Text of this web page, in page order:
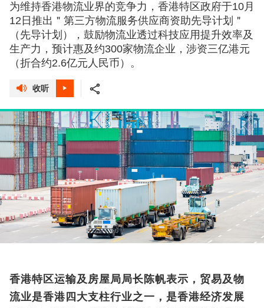
为维持香港物流业界的竞争力，香港特区政府于10月
12日推出＂第三方物流服务供应商资助先导计划＂
（先导计划），鼓励物流业透过科技应用提升效率及
生产力，预计惠及约300家物流企业，涉资三亿港元
（折合约2.6亿元人民币）。
收听
香港特区运输及房屋局局长陈帆表示，贸易及物
流业是香港四大支柱行业之一，是香港经济发展